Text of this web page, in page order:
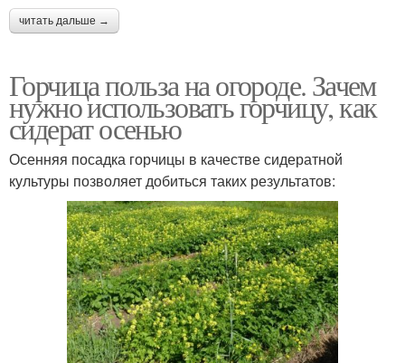
читать дальше →
Горчица польза на огороде. Зачем
нужно использовать горчицу, как
сидерат осенью
Осенняя посадка горчицы в качестве сидератной
культуры позволяет добиться таких результатов: